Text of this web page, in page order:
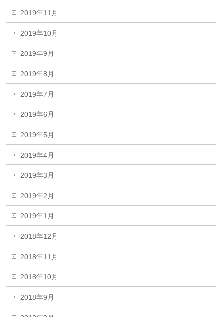
2019年11月
2019年10月
2019年9月
2019年8月
2019年7月
2019年6月
2019年5月
2019年4月
2019年3月
2019年2月
2019年1月
2018年12月
2018年11月
2018年10月
2018年9月